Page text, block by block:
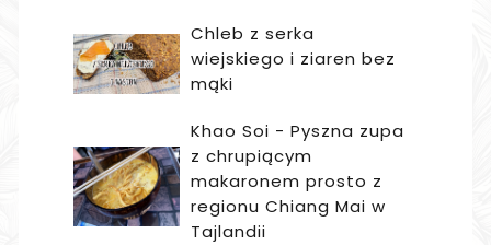
Chleb z serka
wiejskiego i ziaren bez
mąki
Khao Soi - Pyszna zupa
z chrupiącym
makaronem prosto z
regionu Chiang Mai w
Tajlandii